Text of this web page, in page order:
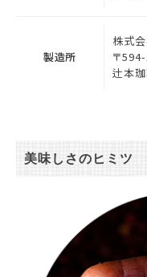
製造所
株式
〒
辻本
美味しさのヒミツ